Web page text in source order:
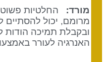
מורד:החלטיות
מרומם, יכול להסתיים
ובקבלת תמיכה הודות
האנרגיה לעורר